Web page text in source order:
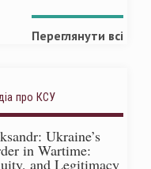
Переглянути всі
про КСУ
Ukraine’s
in Wartime:
and Legitimacy